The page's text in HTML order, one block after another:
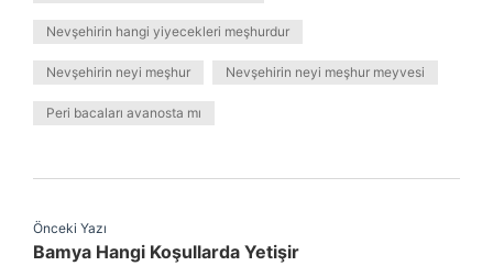
Nevşehirin hangi yiyecekleri meşhurdur
Nevşehirin neyi meşhur Nevşehirin neyi meşhur meyvesi
Peri bacaları avanosta mı
Önceki Yazı
Bamya Hangi Koşullarda Yetişir